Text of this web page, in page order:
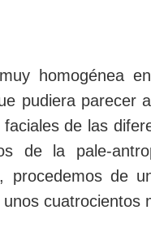
homogénea
pudiera parecer
de las
de la pale-
procedemos de
cuatrocientos